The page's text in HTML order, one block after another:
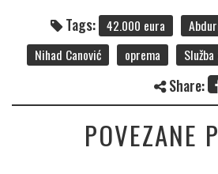
Tags: 42.000 eura
Nihad Canović
oprema
Share:
POVEZANE